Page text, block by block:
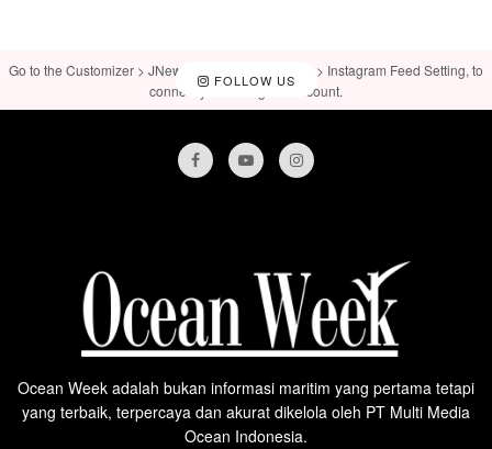
FOLLOW US
Go to the Customizer > JNews : Social, Like & View > Instagram Feed Setting, to
connect your Instagram account.
Ocean Week adalah bukan informasi maritim yang pertama tetapi
yang terbaik, terpercaya dan akurat dikelola oleh PT Multi Media
Ocean Indonesia.